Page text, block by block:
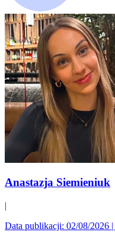
Anastazja Siemieniuk
|
Data publikacji: 02/08/2026 |